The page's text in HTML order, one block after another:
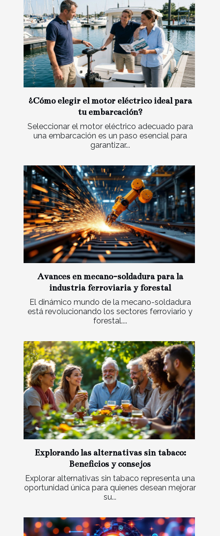
¿Cómo elegir el motor eléctrico ideal para
tu embarcación?
Seleccionar el motor eléctrico adecuado para
una embarcación es un paso esencial para
garantizar...
Avances en mecano-soldadura para la
industria ferroviaria y forestal
El dinámico mundo de la mecano-soldadura
está revolucionando los sectores ferroviario y
forestal....
Explorando las alternativas sin tabaco:
Beneficios y consejos
Explorar alternativas sin tabaco representa una
oportunidad única para quienes desean mejorar
su...